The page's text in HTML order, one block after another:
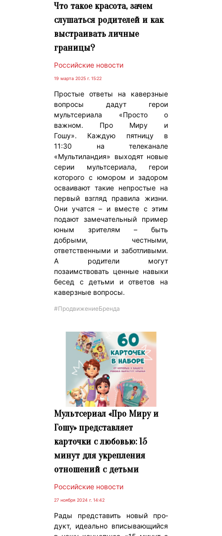
Что такое красота, зачем
слушаться родителей и как
выстраивать личные
границы?
Российские новости
19 марта 2025 г. 15:22
Простые ответы на каверзные
вопросы дадут герои
мультсериала «Просто о
важном. Про Миру и
Гошу». Каждую пятницу в
11:30 на телеканале
«Мультиландия» выходят новые
серии мультсериала, герои
которого с юмором и задором
осваивают такие непростые на
первый взгляд правила жизни.
Они учатся – и вместе с этим
подают замечательный пример
юным зрителям – быть
добрыми, честными,
ответственными и заботливыми.
А родители могут
позаимствовать ценные навыки
бесед с детьми и ответов на
каверзные вопросы.
#ПродвижениеБренда
Мультсериал «Про Миру и
Гошу» представляет
карточки с любовью: 15
минут для укрепления
отношений с детьми
Российские новости
27 ноября 2024 г. 14:42
Ра­ды пред­ста­вить но­вый про­
дукт, иде­аль­но впи­сыва­ющий­ся